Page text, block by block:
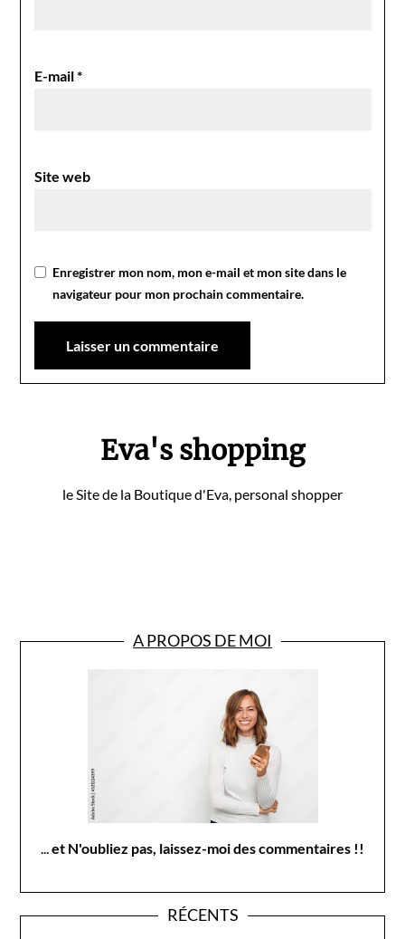
E-mail*
Site web
Enregistrer mon nom, mon e-mail et mon site dans le
navigateur pour mon prochain commentaire.
Eva's shopping
le Site de la Boutique d'Eva, personal shopper
A PROPOS DE MOI
...et N'oubliez pas, laissez-moi des commentaires !!
RÉCENTS